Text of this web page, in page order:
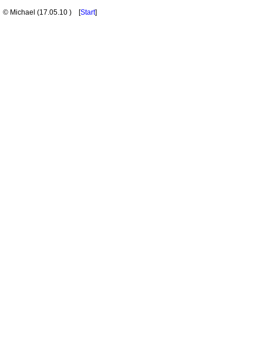
© Michael (17.05.10 ) [Start]